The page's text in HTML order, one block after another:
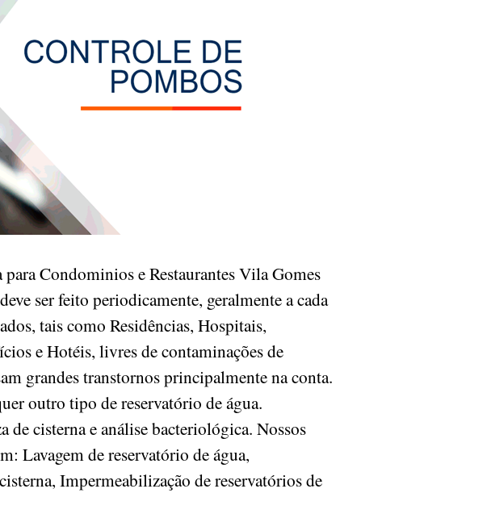
Condominios e Restaurantes Vila Gomes
ser feito periodicamente, geralmente a cada
tais como Residências, Hospitais,
e Hotéis, livres de contaminações de
grandes transtornos principalmente na conta.
outro tipo de reservatório de água.
de cisterna e análise bacteriológica. Nossos
Lavagem de reservatório de água,
Impermeabilização de reservatórios de